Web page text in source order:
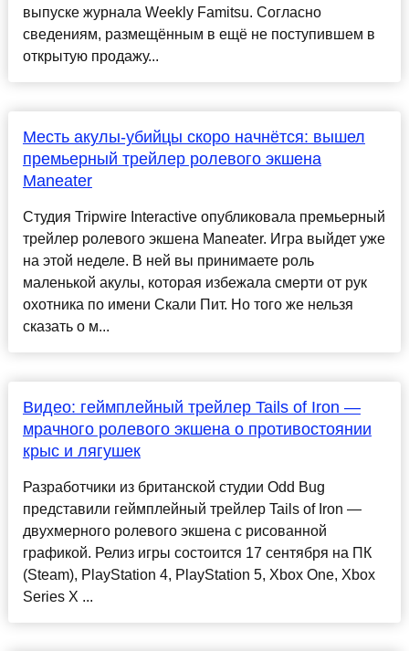
выпуске журнала Weekly Famitsu. Согласно
сведениям, размещённым в ещё не поступившем в
открытую продажу...
Месть акулы-убийцы скоро начнётся: вышел
премьерный трейлер ролевого экшена
Maneater
Студия Tripwire Interactive опубликовала премьерный
трейлер ролевого экшена Maneater. Игра выйдет уже
на этой неделе. В ней вы принимаете роль
маленькой акулы, которая избежала смерти от рук
охотника по имени Скали Пит. Но того же нельзя
сказать о м...
Видео: геймплейный трейлер Tails of Iron —
мрачного ролевого экшена о противостоянии
крыс и лягушек
Разработчики из британской студии Odd Bug
представили геймплейный трейлер Tails of Iron —
двухмерного ролевого экшена с рисованной
графикой. Релиз игры состоится 17 сентября на ПК
(Steam), PlayStation 4, PlayStation 5, Xbox One, Xbox
Series X ...